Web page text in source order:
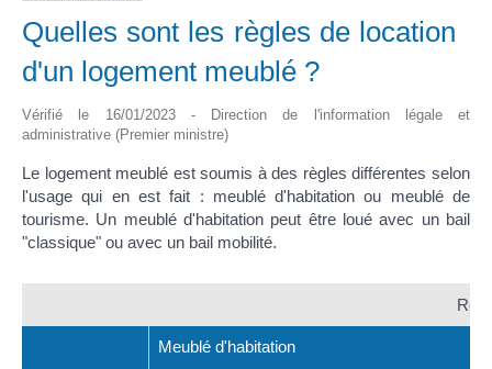
Quelles sont les règles de location
d'un logement meublé ?
Vérifié le 16/01/2023 - Direction de l'information légale et
administrative (Premier ministre)
Le logement meublé est soumis à des règles différentes selon
l'usage qui en est fait : meublé d'habitation ou meublé de
tourisme. Un meublé d'habitation peut être loué avec un bail
"classique" ou avec un bail mobilité.
Meublé d'habitation